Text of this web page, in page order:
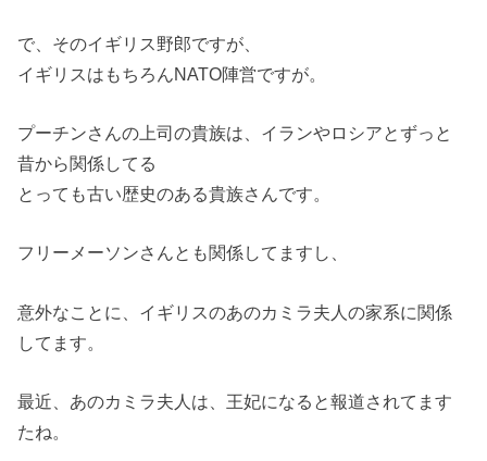
で、そのイギリス野郎ですが、
イギリスはもちろんNATO陣営ですが。
プーチンさんの上司の貴族は、イランやロシアとずっと
昔から関係してる
とっても古い歴史のある貴族さんです。
フリーメーソンさんとも関係してますし、
意外なことに、イギリスのあのカミラ夫人の家系に関係
してます。
最近、あのカミラ夫人は、王妃になると報道されてます
たね。